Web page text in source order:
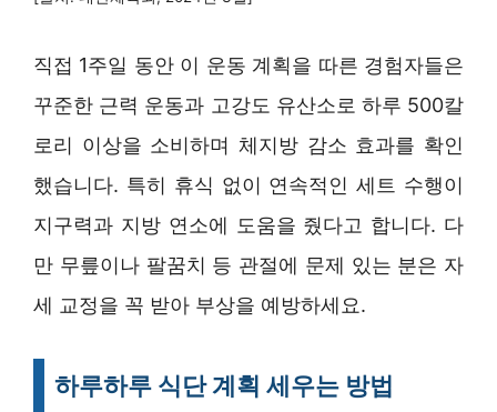
직접 1주일 동안 이 운동 계획을 따른 경험자들은
꾸준한 근력 운동과 고강도 유산소로 하루 500칼
로리 이상을 소비하며 체지방 감소 효과를 확인
했습니다. 특히 휴식 없이 연속적인 세트 수행이
지구력과 지방 연소에 도움을 줬다고 합니다. 다
만 무릎이나 팔꿈치 등 관절에 문제 있는 분은 자
세 교정을 꼭 받아 부상을 예방하세요.
하루하루 식단 계획 세우는 방법